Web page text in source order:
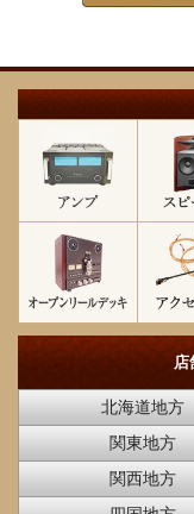
店
北海道地方
関東地方
関西地方